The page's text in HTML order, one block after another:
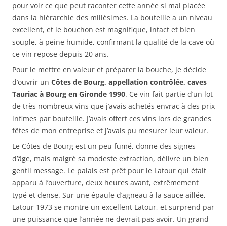
pour voir ce que peut raconter cette année si mal placée
dans la hiérarchie des millésimes. La bouteille a un niveau
excellent, et le bouchon est magnifique, intact et bien
souple, à peine humide, confirmant la qualité de la cave où
ce vin repose depuis 20 ans.
Pour le mettre en valeur et préparer la bouche, je décide
d’ouvrir un Côtes de Bourg, appellation contrôlée, caves
Tauriac à Bourg en Gironde 1990. Ce vin fait partie d’un lot
de très nombreux vins que j’avais achetés envrac à des prix
infimes par bouteille. J’avais offert ces vins lors de grandes
fêtes de mon entreprise et j’avais pu mesurer leur valeur.
Le Côtes de Bourg est un peu fumé, donne des signes
d’âge, mais malgré sa modeste extraction, délivre un bien
gentil message. Le palais est prêt pour le Latour qui était
apparu à l’ouverture, deux heures avant, extrêmement
typé et dense. Sur une épaule d’agneau à la sauce aillée,
Latour 1973 se montre un excellent Latour, et surprend par
une puissance que l’année ne devrait pas avoir. Un grand